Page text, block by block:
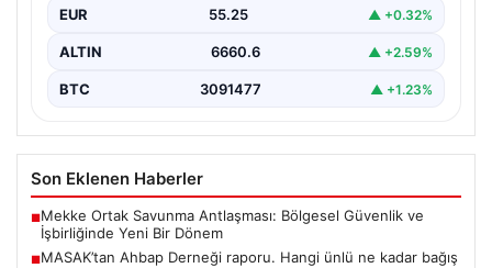
EUR 55.25 ▲ +0.32%
ALTIN 6660.6 ▲ +2.59%
BTC 3091477 ▲ +1.23%
Son Eklenen Haberler
■Mekke Ortak Savunma Antlaşması: Bölgesel Güvenlik ve
İşbirliğinde Yeni Bir Dönem
■MASAK’tan Ahbap Derneği raporu. Hangi ünlü ne kadar bağış